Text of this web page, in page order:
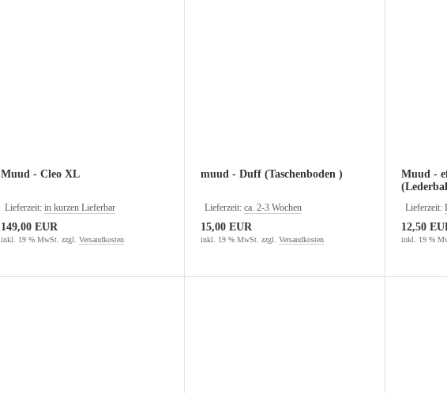
Muud - Cleo XL
Lieferzeit: in kurzen Lieferbar
149,00 EUR
inkl. 19 % MwSt. zzgl. Versandkosten
muud - Duff (Taschenboden )
Lieferzeit:ca. 2-3 Wochen
15,00 EUR
inkl. 19 % MwSt. zzgl.Versandkosten
Muud -
Lieferzeit:
12,50
inkl. 19 %